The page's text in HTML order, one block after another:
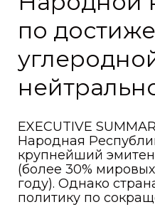
по
EXECUTIVE
Народная
крупнейший
(более 30%
году). Однако
политику по